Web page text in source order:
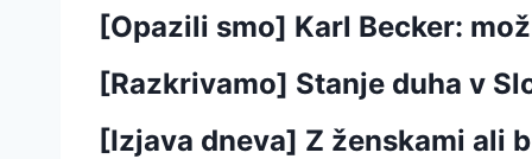
[Opazili smo] Karl Becker:
[Razkrivamo] Stanje duha v
[Izjava dneva] Z ženskami ali